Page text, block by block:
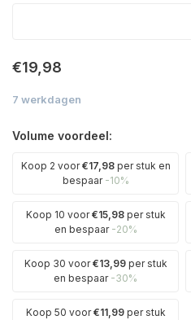
€19,98
7 werkdagen
Volume voordeel:
Koop 2 voor€17,98per stuk en
bespaar -10%
Koop 10 voor€15,98per stuk
en bespaar -20%
Koop 30 voor€13,99per stuk
en bespaar -30%
Koop 50 voor€11,99per stuk